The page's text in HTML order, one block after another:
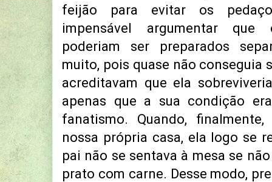
feijão para evitar os
impensável argumentar
poderiam ser preparados
muito, pois quase não conseguia
acreditavam que ela
apenas que a sua condição
fanatismo. Quando,
nossa própria casa, ela logo se
pai não se sentava à mesa se
prato com carne. Desse modo,